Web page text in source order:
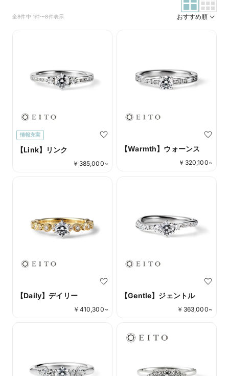
全8件中 1件〜8件表示 おすすめ順
情報充実
【Link】リンク
￥ 385,000~
【Warmth】ウォーンス
￥ 320,100~
【Daily】デイリー
￥ 410,300~
【Gentle】ジェントル
￥ 363,000~